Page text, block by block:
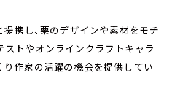
提携し、栗のデザインや素材をモチ
ストやオンラインクラフトキャラ
り作家の活躍の機会を提供してい